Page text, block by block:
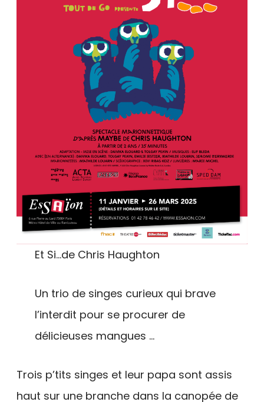
Et Si…de Chris Haughton
Un trio de singes curieux qui brave
l’interdit pour se procurer de
délicieuses mangues …
Trois p’tits singes et leur papa sont assis
haut sur une branche dans la canopée de